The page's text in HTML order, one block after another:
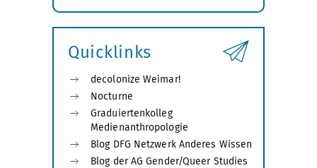
öffnen
Quicklinks
decolonize Weimar!
Nocturne
Graduiertenkolleg
Medienanthropologie
Blog DFG Netzwerk Anderes Wissen
Blog der AG Gender/Queer Studies